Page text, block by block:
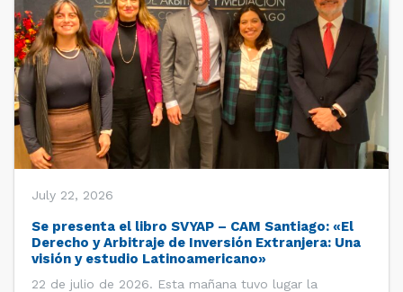
July 22, 2026
Se presenta el libro SVYAP – CAM Santiago: «El
Derecho y Arbitraje de Inversión Extranjera: Una
visión y estudio Latinoamericano»
22 de julio de 2026. Esta mañana tuvo lugar la